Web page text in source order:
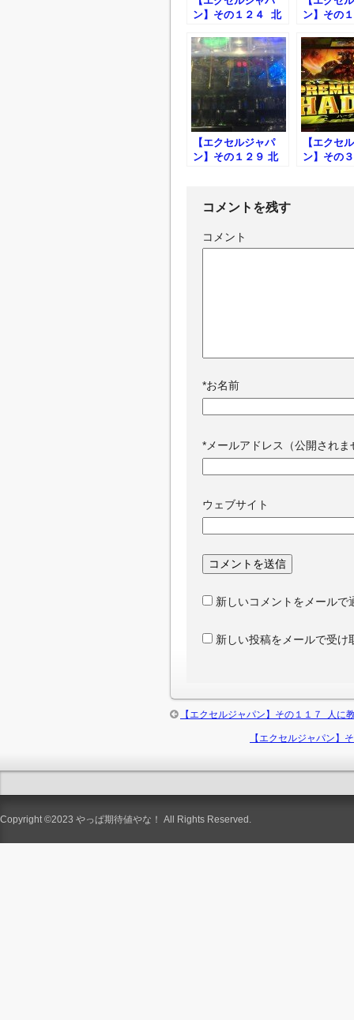
ン】その１２４ 北
った結果
ン】その
いってこ
【エクセルジャパ
ン】その１２９ 北
なと思い閉店まで打
ったら店員にお疲れ
【エクセ
ン】その
コメントを残す
コメント
*お名前
* メールアドレス（公開されま
ウェブサイト
新しいコメントをメールで
新しい投稿をメールで受け
【エクセルジャパン】その１１７ 人に
【エクセルジャパン】
Copyright ©2023 やっぱ期待値やな！ All Rights Reserved.